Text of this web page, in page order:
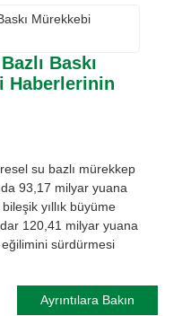
Baskı
Haberlerinin
su bazlı mürekkep
93,17 milyar yuana
yıllık büyüme
120,41 milyar yuana
sürdürmesi
Ayrıntılara Bakın